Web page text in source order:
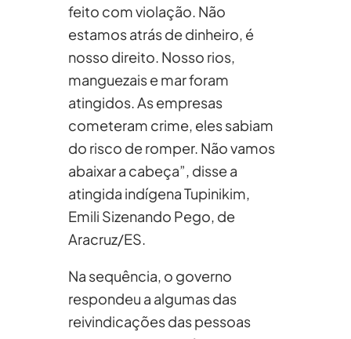
feito com violação. Não
estamos atrás de dinheiro, é
nosso direito. Nosso rios,
manguezais e mar foram
atingidos. As empresas
cometeram crime, eles sabiam
do risco de romper. Não vamos
abaixar a cabeça”, disse a
atingida indígena Tupinikim,
Emili Sizenando Pego, de
Aracruz/ES.
Na sequência, o governo
respondeu a algumas das
reivindicações das pessoas